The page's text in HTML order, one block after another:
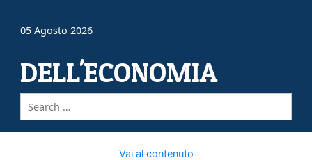
05 Agosto 2026
DELL'ECONOMIA
Vai al contenuto